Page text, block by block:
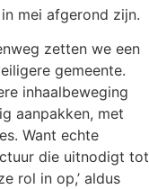
mei afgerond zijn.
zetten we een
gemeente.
inhaalbeweging
aanpakken, met
Want echte
die uitnodigt tot
rol in op,’ aldus